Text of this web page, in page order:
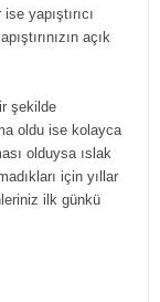
yapıştırıcı
açık
şekilde
oldu ise kolayca
olduysa ıslak
için yıllar
ilk günkü